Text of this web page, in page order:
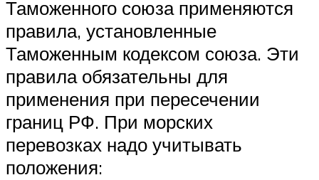
Таможенного союза применяются
правила, установленные
Таможенным кодексом союза. Эти
правила обязательны для
применения при пересечении
границ РФ. При морских
перевозках надо учитывать
положения: